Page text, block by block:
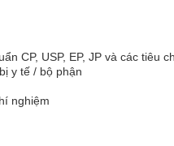
CP, USP, EP, JP và các tiêu
y tế / bộ phận
nghiệm